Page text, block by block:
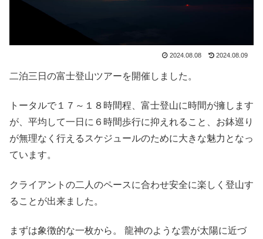
2024.08.08 2024.08.09
二泊三日の富士登山ツアーを開催しました。
トータルで１７～１８時間程、富士登山に時間が擁します
が、平均して一日に６時間歩行に抑えれること、お鉢巡り
が無理なく行えるスケジュールのために大きな魅力となっ
ています。
クライアントの二人のペースに合わせ安全に楽しく登山す
ることが出来ました。
まずは象徴的な一枚から。 龍神のような雲が太陽に近づ